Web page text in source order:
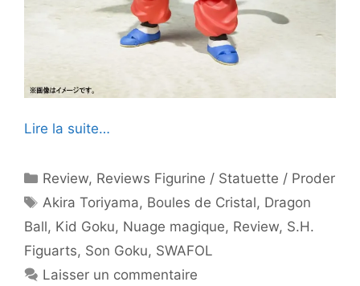
Lire la suite…
Catégories
Review, Reviews Figurine / Statuette / Proder
Étiquettes
Akira Toriyama, Boules de Cristal, Dragon
Ball, Kid Goku, Nuage magique, Review, S.H.
Figuarts, Son Goku, SWAFOL
Laisser un commentaire